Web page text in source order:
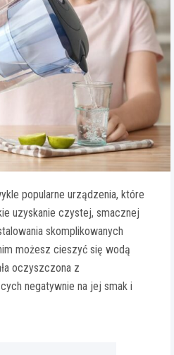
popularne urządzenia, które
uzyskanie czystej, smacznej
skomplikowanych
możesz cieszyć się wodą
oczyszczona z
negatywnie na jej smak i